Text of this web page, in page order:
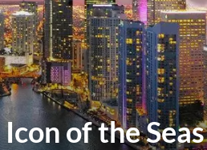
of the Seas